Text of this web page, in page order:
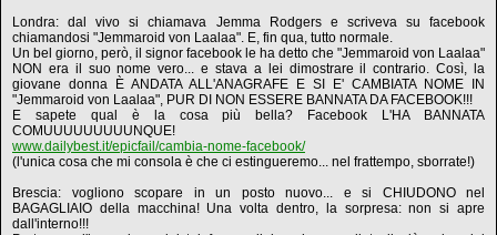
Londra: dal vivo si chiamava Jemma Rodgers e scriveva su facebook
chiamandosi "Jemmaroid von Laalaa". E, fin qua, tutto normale.
Un bel giorno, però, il signor facebook le ha detto che "Jemmaroid von Laalaa"
NON era il suo nome vero... e stava a lei dimostrare il contrario. Così, la
giovane donna È ANDATA ALL'ANAGRAFE E SI E' CAMBIATA NOME IN
"Jemmaroid von Laalaa", PUR DI NON ESSERE BANNATA DA FACEBOOK!!!
E sapete qual è la cosa più bella? Facebook L'HA BANNATA
COMUUUUUUUUUNQUE!
www.dailybest.it/epicfail/cambia-nome-facebook/
(l'unica cosa che mi consola è che ci estingueremo... nel frattempo, sborrate!)
Brescia: vogliono scopare in un posto nuovo... e si CHIUDONO nel
BAGAGLIAIO della macchina! Una volta dentro, la sorpresa: non si apre
dall'interno!!!